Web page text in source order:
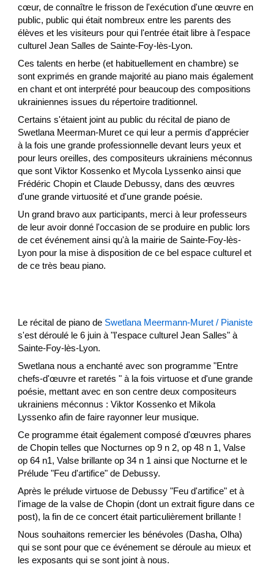
cœur, de connaître le frisson de l'exécution d'une œuvre en
public, public qui était nombreux entre les parents des
élèves et les visiteurs pour qui l'entrée était libre à l'espace
culturel Jean Salles de Sainte-Foy-lès-Lyon.
Ces talents en herbe (et habituellement en chambre) se
sont exprimés en grande majorité au piano mais également
en chant et ont interprété pour beaucoup des compositions
ukrainiennes issues du répertoire traditionnel.
Certains s'étaient joint au public du récital de piano de
Swetlana Meerman-Muret ce qui leur a permis d'apprécier
à la fois une grande professionnelle devant leurs yeux et
pour leurs oreilles, des compositeurs ukrainiens méconnus
que sont Viktor Kossenko et Mycola Lyssenko ainsi que
Frédéric Chopin et Claude Debussy, dans des œuvres
d'une grande virtuosité et d'une grande poésie.
Un grand bravo aux participants, merci à leur professeurs
de leur avoir donné l'occasion de se produire en public lors
de cet événement ainsi qu'à la mairie de Sainte-Foy-lès-
Lyon pour la mise à disposition de ce bel espace culturel et
de ce très beau piano.
Le récital de piano de Swetlana Meermann-Muret / Pianiste
s'est déroulé le 6 juin à "l'espace culturel Jean Salles" à
Sainte-Foy-lès-Lyon.
Swetlana nous a enchanté avec son programme "Entre
chefs-d'œuvre et raretés " à la fois virtuose et d'une grande
poésie, mettant avec en son centre deux compositeurs
ukrainiens méconnus : Viktor Kossenko et Mikola
Lyssenko afin de faire rayonner leur musique.
Ce programme était également composé d'œuvres phares
de Chopin telles que Nocturnes op 9 n 2, op 48 n 1, Valse
op 64 n1, Valse brillante op 34 n 1 ainsi que Nocturne et le
Prélude "Feu d'artifice" de Debussy.
Après le prélude virtuose de Debussy "Feu d'artifice" et à
l'image de la valse de Chopin (dont un extrait figure dans ce
post), la fin de ce concert était particulièrement brillante !
Nous souhaitons remercier les bénévoles (Dasha, Olha)
qui se sont pour que ce événement se déroule au mieux et
les exposants qui se sont joint à nous.